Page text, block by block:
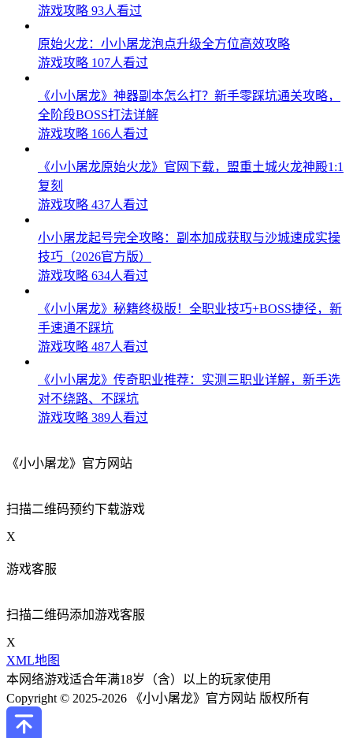
游戏攻略 93人看过
原始火龙：小小屠龙泡点升级全方位高效攻略
游戏攻略 107人看过
《小小屠龙》神器副本怎么打？新手零踩坑通关攻略，
全阶段BOSS打法详解
游戏攻略 166人看过
《小小屠龙原始火龙》官网下载，盟重土城火龙神殿1:1
复刻
游戏攻略 437人看过
小小屠龙起号完全攻略：副本加成获取与沙城速成实操
技巧（2026官方版）
游戏攻略 634人看过
《小小屠龙》秘籍终极版！全职业技巧+BOSS捷径，新
手速通不踩坑
游戏攻略 487人看过
《小小屠龙》传奇职业推荐：实测三职业详解，新手选
对不绕路、不踩坑
游戏攻略 389人看过
《小小屠龙》官方网站
扫描二维码预约下载游戏
X
游戏客服
扫描二维码添加游戏客服
X
XML地图
本网络游戏适合年满18岁（含）以上的玩家使用
Copyright © 2025-2026 《小小屠龙》官方网站 版权所有